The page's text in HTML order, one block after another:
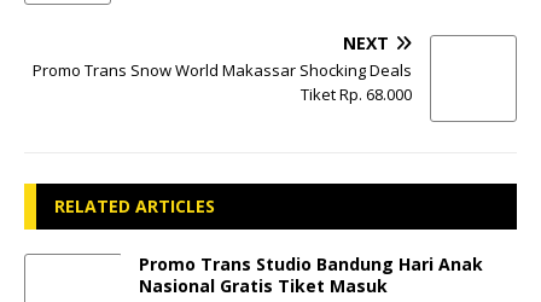
NEXT
Promo Trans Snow World Makassar Shocking Deals
Tiket Rp. 68.000
RELATED ARTICLES
Promo Trans Studio Bandung Hari Anak
Nasional Gratis Tiket Masuk